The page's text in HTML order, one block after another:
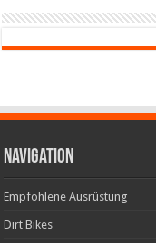
Navigation
Empfohlene Ausrüstung
Dirt Bikes